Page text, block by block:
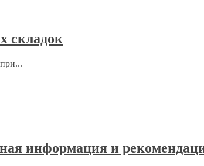
складок
информация и